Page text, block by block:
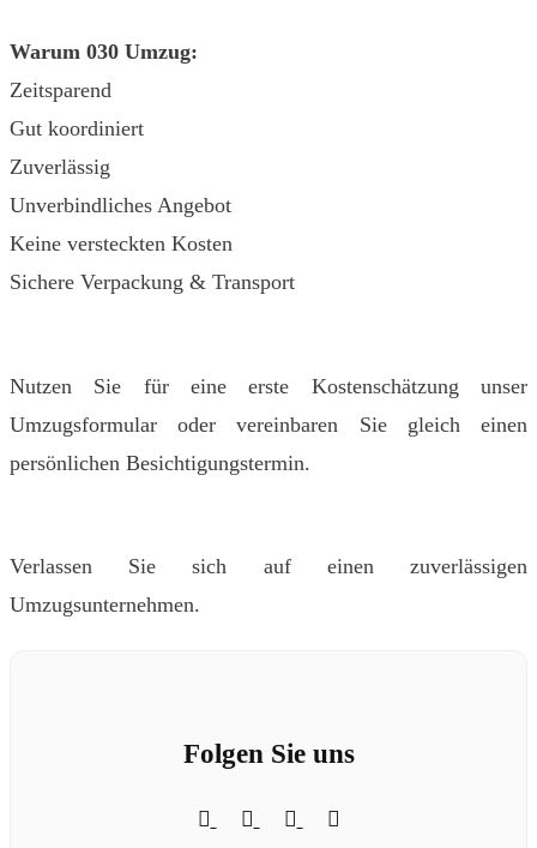
Warum 030 Umzug:
Zeitsparend
Gut koordiniert
Zuverlässig
Unverbindliches Angebot
Keine versteckten Kosten
Sichere Verpackung & Transport
Nutzen Sie für eine erste Kostenschätzung unser
Umzugsformular oder vereinbaren Sie gleich einen
persönlichen Besichtigungstermin.
Verlassen Sie sich auf einen zuverlässigen
Umzugsunternehmen.
Folgen Sie uns